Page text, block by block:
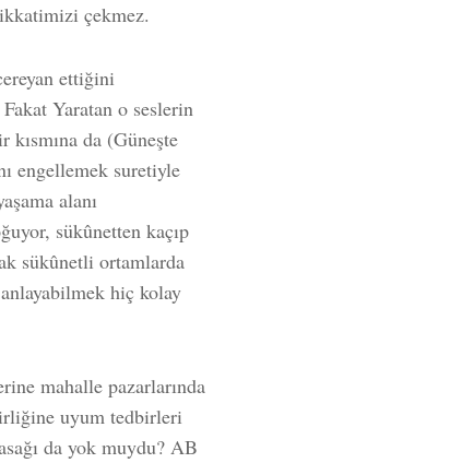
çekmez.
ettiğini
Yaratan o seslerin
kısmına da (Güneşte
engellemek suretiyle
alanı
sükûnetten kaçıp
sükûnetli ortamlarda
hiç kolay
mahalle pazarlarında
uyum tedbirleri
da yok muydu? AB